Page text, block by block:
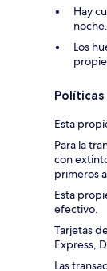
Hay
noche.
Los
Políticas
Esta
Para la
con
primeros
Esta
efectivo.
Tarjetas
Express,
Las